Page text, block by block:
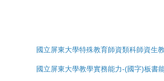
國立屏東大學特殊教育師資類科師資生
國立屏東大學教學實務能力-(國字)板書